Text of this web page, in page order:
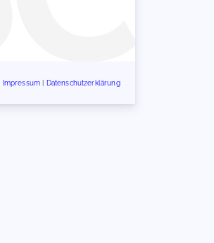
Impressum Datenschutzerklärung